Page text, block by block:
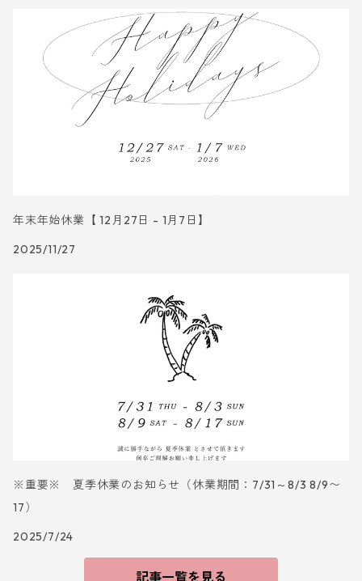
年末年始休業【 12月27日 - 1月7日】
2025/11/27
※重要※ 夏季休業のお知らせ（休業期間：7/31～8/3 8/9〜
17）
2025/7/24
記事一覧を見る